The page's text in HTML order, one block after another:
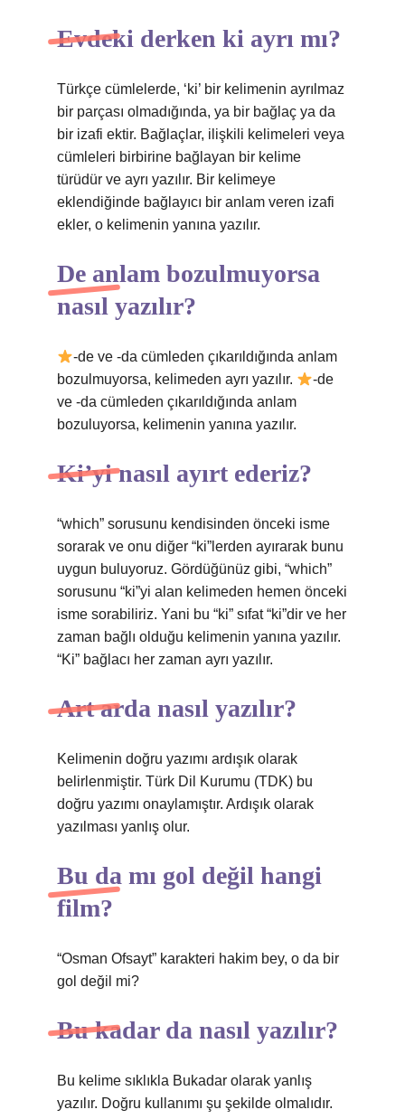
Evdeki derken ki ayrı mı?
Türkçe cümlelerde, ‘ki’ bir kelimenin ayrılmaz
bir parçası olmadığında, ya bir bağlaç ya da
bir izafi ektir. Bağlaçlar, ilişkili kelimeleri veya
cümleleri birbirine bağlayan bir kelime
türüdür ve ayrı yazılır. Bir kelimeye
eklendiğinde bağlayıcı bir anlam veren izafi
ekler, o kelimenin yanına yazılır.
De anlam bozulmuyorsa
nasıl yazılır?
-de ve -da cümleden çıkarıldığında anlam
bozulmuyorsa, kelimeden ayrı yazılır.
-de
ve -da cümleden çıkarıldığında anlam
bozuluyorsa, kelimenin yanına yazılır.
Ki’yi nasıl ayırt ederiz?
“which” sorusunu kendisinden önceki isme
sorarak ve onu diğer “ki”lerden ayırarak bunu
uygun buluyoruz. Gördüğünüz gibi, “which”
sorusunu “ki”yi alan kelimeden hemen önceki
isme sorabiliriz. Yani bu “ki” sıfat “ki”dir ve her
zaman bağlı olduğu kelimenin yanına yazılır.
“Ki” bağlacı her zaman ayrı yazılır.
Art arda nasıl yazılır?
Kelimenin doğru yazımı ardışık olarak
belirlenmiştir. Türk Dil Kurumu (TDK) bu
doğru yazımı onaylamıştır. Ardışık olarak
yazılması yanlış olur.
Bu da mı gol değil hangi
film?
“Osman Ofsayt” karakteri hakim bey, o da bir
gol değil mi?
Bu kadar da nasıl yazılır?
Bu kelime sıklıkla Bukadar olarak yanlış
yazılır. Doğru kullanımı şu şekilde olmalıdır.